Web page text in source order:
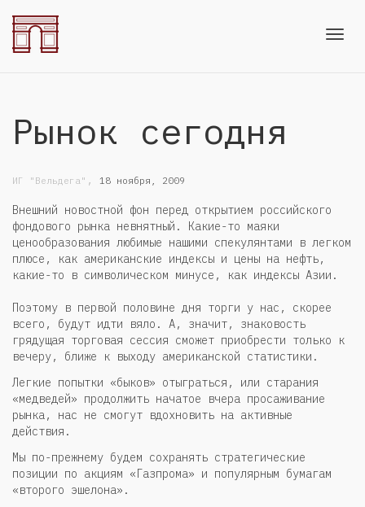
Рынок сегодня
ИГ "Вельдега" , 18 ноября, 2009
Внешний новостной фон перед открытием российского
фондового рынка невнятный. Какие-то маяки
ценообразования любимые нашими спекулянтами в легком
плюсе, как американские индексы и цены на нефть,
какие-то в символическом минусе, как индексы Азии.
Поэтому в первой половине дня торги у нас, скорее
всего, будут идти вяло. А, значит, знаковость
грядущая торговая сессия сможет приобрести только к
вечеру, ближе к выходу американской статистики.
Легкие попытки «быков» отыграться, или старания
«медведей» продолжить начатое вчера просаживание
рынка, нас не смогут вдохновить на активные
действия.
Мы по-прежнему будем сохранять стратегические
позиции по акциям «Газпрома» и популярным бумагам
«второго эшелона».